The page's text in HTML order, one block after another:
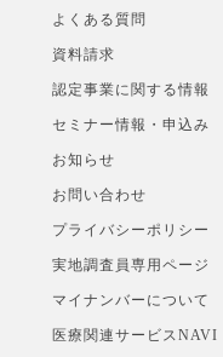
よくある質問
資料請求
認定事業に関する情報
セミナー情報・申込み
お知らせ
お問い合わせ
プライバシーポリシー
実地調査員専用ページ
マイナンバーについて
医療関連サービスNAVI